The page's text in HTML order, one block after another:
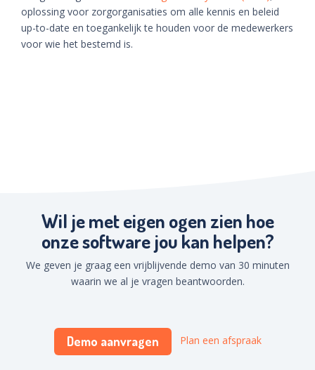
oplossing voor zorgorganisaties om alle kennis en beleid
up-to-date en toegankelijk te houden voor de medewerkers
voor wie het bestemd is.
Wil je met eigen ogen zien hoe
onze software jou kan helpen?
We geven je graag een vrijblijvende demo van 30 minuten
waarin we al je vragen beantwoorden.
Demo aanvragen Plan een afspraak